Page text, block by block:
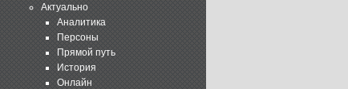
Актуально
Аналитика
Персоны
Прямой путь
История
Онлайн